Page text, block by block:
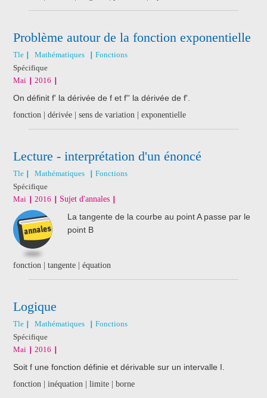
Problème autour de la fonction exponentielle
Tle Mathématiques
Fonctions
Spécifique
Mai
2016
On définit f' la dérivée de f et f'' la dérivée de f'.
fonction | dérivée | sens de variation | exponentielle
Lecture - interprétation d'un énoncé
Tle Mathématiques
Fonctions
Spécifique
Mai
2016 Sujet d'annales
La tangente de la courbe au point A passe par le
point B
fonction | tangente | équation
Logique
Tle Mathématiques
Fonctions
Spécifique
Mai
2016
Soit f une fonction définie et dérivable sur un intervalle I.
fonction | inéquation | limite | borne